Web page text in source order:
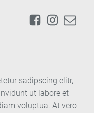
sadipscing elitr,
ut labore et
voluptua. At vero